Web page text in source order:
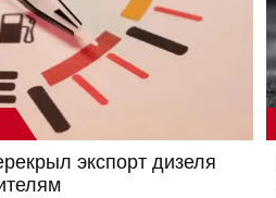
экспорт дизеля